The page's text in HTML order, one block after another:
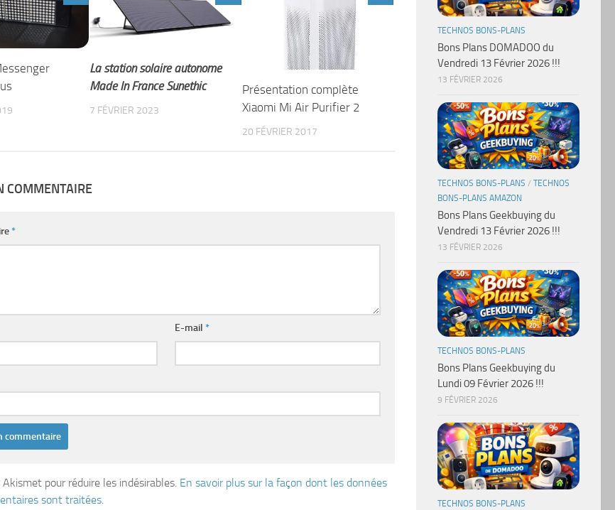
La station solaire autonome
Made In France Sunethic
7 FÉVRIER 2023
Présentation complète
Xiaomi Mi Air Purifier 2
20 FÉVRIER 2017
COMMENTAIRE
*
E-mail*
pour réduire les indésirables. En savoir plus sur la façon dont les données
sont traitées.
TECHNOS BONS-PLANS
Bons Plans DOMADOO du
Vendredi 13 Février 2026 !!!
13 FÉVRIER 2026
TECHNOS BONS-PLANS / TECHNOS
BONS-PLANS AMAZON
Bons Plans Geekbuying du
Vendredi 13 Février 2026 !!!
13 FÉVRIER 2026
TECHNOS BONS-PLANS
Bons Plans Geekbuying du
Lundi 09 Février 2026 !!!
9 FÉVRIER 2026
TECHNOS BONS-PLANS